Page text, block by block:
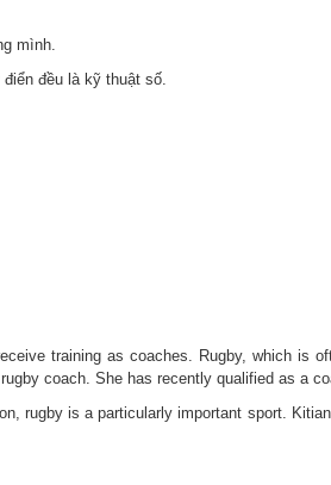
mình.
đều là kỹ thuật số.
training as coaches. Rugby, which is
coach. She has recently qualified as a
rugby is a particularly important sport.